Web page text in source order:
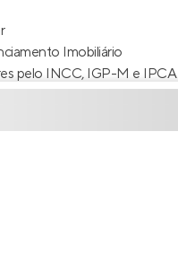
Imobiliário
pelo INCC, IGP-M e IPCA